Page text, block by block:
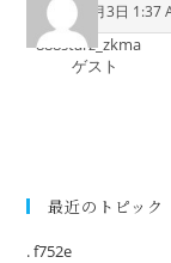
2026年7月3日 1:37
888starz_zkma
ゲスト
最近のトピック
. f752e